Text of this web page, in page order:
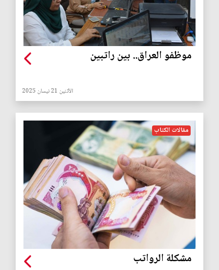
موظفو العراق.. بين راتبين
الأثنين 21 نيسان 2025
مقالات الكتاب
مشكلة الرواتب